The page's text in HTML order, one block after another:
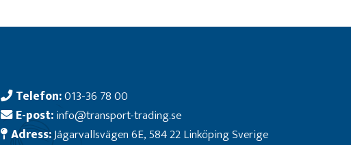
Telefon:013-36 78 00
E-post:info@transport-trading.se
Adress:Jägarvallsvägen 6E, 584 22 Linköping Sverige